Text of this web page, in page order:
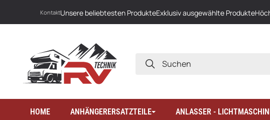
KontaktUnsere beliebtesten ProdukteExklusiv ausgewählte Produkte
SUCHEN
HOME ANHÄNGERERSATZTEILE ANLASSER -